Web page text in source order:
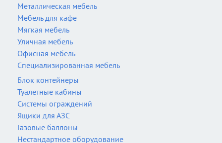
Металлическая мебель
Мебель для кафе
Мягкая мебель
Уличная мебель
Офисная мебель
Специализированная мебель
Блок контейнеры
Туалетные кабины
Системы ограждений
Ящики для АЗС
Газовые баллоны
Нестандартное оборудование